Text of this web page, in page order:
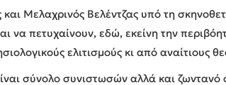
Μελαχρινός Βελέντζας υπό τη
να πετυχαίνουν, εδώ, εκείνη την
ελιτισμούς κι από αναίτιους
σύνολο συνιστωσών αλλά και